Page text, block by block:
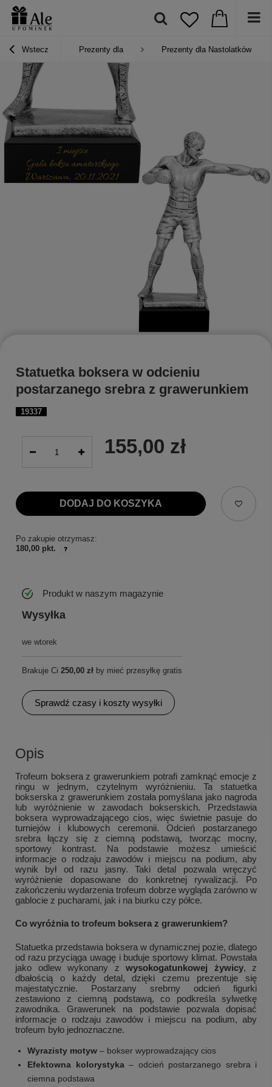
Wstecz Prezenty dla Prezenty dla Nastolatków
19337
Statuetka boksera w odcieniu
postarzanego srebra z grawerunkiem
155,00 zł
DODAJ DO KOSZYKA
Po zakupie otrzymasz:
180,00 pkt.
Produkt w naszym magazynie
Wysyłka
we wtorek
Brakuje Ci 250,00 zł by mieć przesyłkę gratis
Sprawdź czasy i koszty wysyłki
Opis
Trofeum boksera z grawerunkiem potrafi zamknąć emocje z
ringu w jednym, czytelnym wyróżnieniu. Ta statuetka
bokserska z grawerunkiem została pomyślana jako nagroda
lub wyróżnienie w zawodach bokserskich. Przedstawia
boksera wyprowadzającego cios, więc świetnie pasuje do
turniejów i klubowych ceremonii. Odcień postarzanego
srebra łączy się z ciemną podstawą, tworząc mocny,
sportowy kontrast. Na podstawie możesz umieścić
informacje o rodzaju zawodów i miejscu na podium, aby
wynik był od razu jasny. Taki detal pozwala wręczyć
wyróżnienie dopasowane do konkretnej rywalizacji. Po
zakończeniu wydarzenia trofeum dobrze wygląda zarówno w
gablocie z pucharami, jak i na biurku czy półce.
Co wyróżnia to trofeum boksera z grawerunkiem?
Statuetka przedstawia boksera w dynamicznej pozie, dlatego
od razu przyciąga uwagę i buduje sportowy klimat. Powstała
jako odlew wykonany z wysokogatunkowej żywicy, z
dbałością o każdy detal, dzięki czemu prezentuje się
majestatycznie. Postarzany srebrny odcień figurki
zestawiono z ciemną podstawą, co podkreśla sylwetkę
zawodnika. Grawerunek na podstawie pozwala dopisać
informacje o rodzaju zawodów i miejscu na podium, aby
trofeum było jednoznaczne.
Wyrazisty motyw – bokser wyprowadzający cios
Efektowna kolorystyka– odcień postarzanego srebra i
ciemna podstawa